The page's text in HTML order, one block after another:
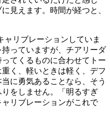
見えます。時間が経つと、
ャリブレーションしていま
っていますが、チアリーダ
てくるものに合わせてトー
く、軽いときは軽く、デフ
に勇気あることなら、そう
をしません。「明るすぎ
リブレーションがこれで